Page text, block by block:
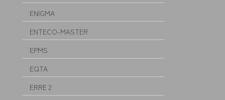
ENIGMA
ENTECO-MASTER
EPMS
EQTA
ERRE 2